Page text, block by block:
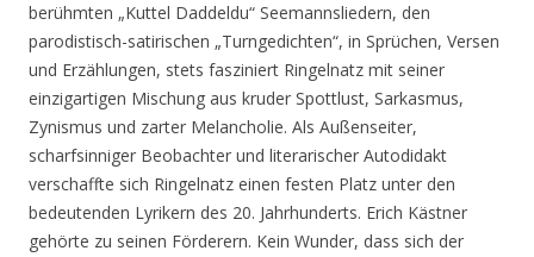
berühmten „Kuttel Daddeldu“ Seemannsliedern, den
parodistisch-satirischen „Turngedichten“, in Sprüchen, Versen
und Erzählungen, stets fasziniert Ringelnatz mit seiner
einzigartigen Mischung aus kruder Spottlust, Sarkasmus,
Zynismus und zarter Melancholie. Als Außenseiter,
scharfsinniger Beobachter und literarischer Autodidakt
verschaffte sich Ringelnatz einen festen Platz unter den
bedeutenden Lyrikern des 20. Jahrhunderts. Erich Kästner
gehörte zu seinen Förderern. Kein Wunder, dass sich der